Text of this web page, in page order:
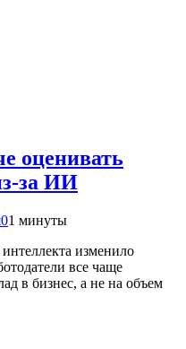
оценивать
за ИИ
01 минуты
изменило
все чаще
в бизнес, а не на объем